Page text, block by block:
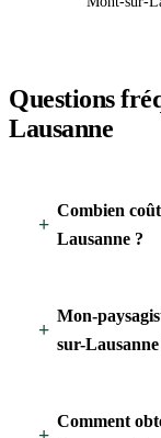
Questions
Lausanne
Combien
Lausanne ?
Mon-
sur-Lausanne
Comment